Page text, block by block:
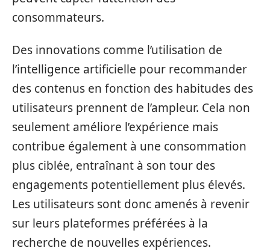
consommateurs.
Des innovations comme l’utilisation de
l’intelligence artificielle pour recommander
des contenus en fonction des habitudes des
utilisateurs prennent de l’ampleur. Cela non
seulement améliore l’expérience mais
contribue également à une consommation
plus ciblée, entraînant à son tour des
engagements potentiellement plus élevés.
Les utilisateurs sont donc amenés à revenir
sur leurs plateformes préférées à la
recherche de nouvelles expériences.